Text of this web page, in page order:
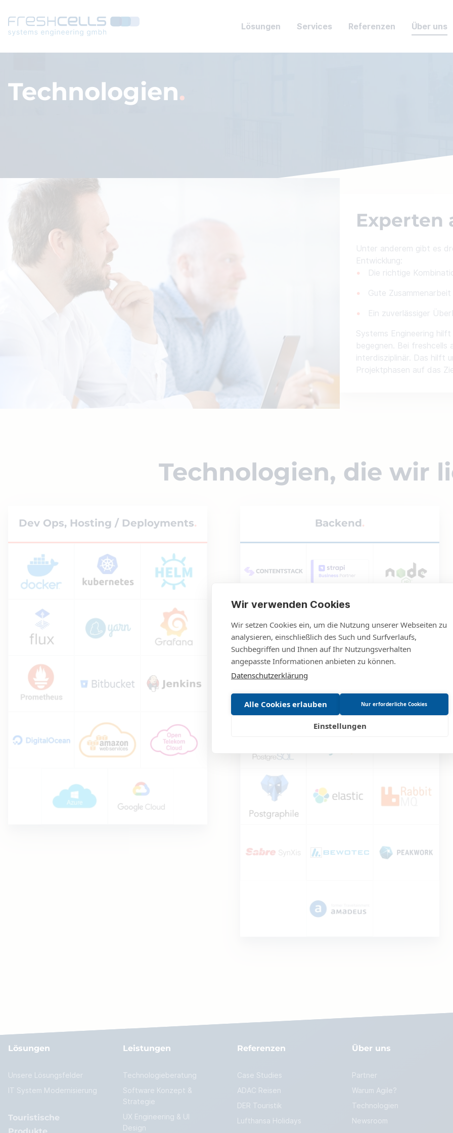
Lösungen Services Referenzen Über uns
Technologien
Experten
Unter anderem gibt es
Entwicklung:
Die richtige
Gute Zusammenarbeit
Ein zuverlässiger
Systems Engineering
begegnen. Bei freshcells
interdisziplinär. Das hilft
Projektphasen auf das
Technologien, die wir
Dev Ops, Hosting / Deployments Backend
Lösungen
Unsere Lösungsfelder
IT System Modernisierung
Touristische
Leistungen
Technologieberatung
Software Konzept &
Strategie
UX Engineering & UI
Design
Referenzen
Case Studies
ADAC Reisen
DER Touristik
Lufthansa Holidays
Über uns
Partner
Warum Agile?
Technologien
Newsroom
Wir verwenden Cookies
Wir setzen Cookies ein, um die Nutzung unserer Webseiten zu
analysieren, einschließlich des Such und Surfverlaufs,
Suchbegriffen und Ihnen auf Ihr Nutzungsverhalten
angepasste Informationen anbieten zu können.
Datenschutzerklärung
Alle Cookies erlauben Nur erforderliche Cookies
Einstellungen